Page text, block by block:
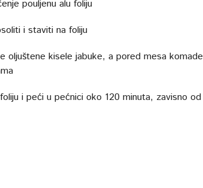
pouljenu alu foliju
i staviti na foliju
oljuštene kisele jabuke, a pored mesa komade
i peći u pećnici oko 120 minuta, zavisno od